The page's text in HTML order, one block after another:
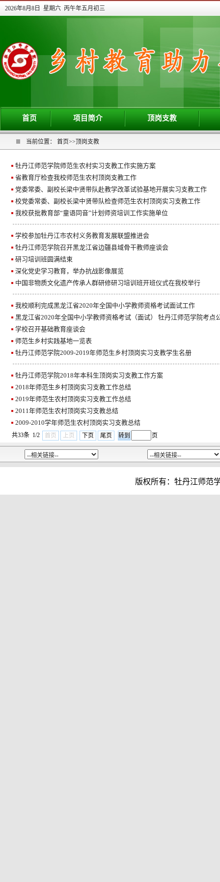
2026年8月8日 星期六 丙午年五月初三
首页 项目简介 顶岗支教
当前位置： 首页>> 顶岗支教
牡丹江师范学院师范生农村实习支教工作实施方案
省教育厅检查我校师范生农村顶岗支教工作
党委常委、副校长梁中贤带队赴教学改革试验基地开展实习支教工作
校党委常委、副校长梁中贤带队检查师范生农村顶岗实习支教工作
我校获批教育部“童语同音”计划师资培训工作实施单位
学校参加牡丹江市农村义务教育发展联盟推进会
牡丹江师范学院召开黑龙江省边疆县域骨干教师座谈会
研习培训班圆满结束
深化党史学习教育，举办抗战影像展览
中国非物质文化遗产传承人群研修研习培训班开班仪式在我校举行
我校顺利完成黑龙江省2020年全国中小学教师资格考试面试工作
黑龙江省2020年全国中小学教师资格考试（面试） 牡丹江师范学院考点
学校召开基础教育座谈会
师范生乡村实践基地一览表
牡丹江师范学院2009-2019年师范生乡村顶岗实习支教学生名册
牡丹江师范学院2018年本科生顶岗实习支教工作方案
2018年师范生乡村顶岗实习支教工作总结
2019年师范生农村顶岗实习支教工作总结
2011年师范生农村顶岗实习支教总结
2009-2010学年师范生农村顶岗实习支教总结
共33条 1/2 首页 上页 下页 尾页 页
版权所有：牡丹江师范